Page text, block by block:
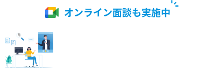
オンライン面談も実施中